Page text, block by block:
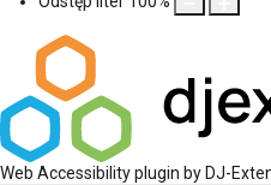
Web Accessibility plugin by DJ-